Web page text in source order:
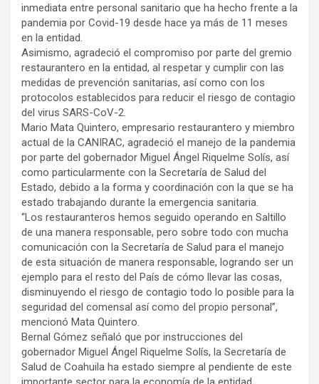
inmediata entre personal sanitario que ha hecho frente a la
pandemia por Covid-19 desde hace ya más de 11 meses
en la entidad.
Asimismo, agradeció el compromiso por parte del gremio
restaurantero en la entidad, al respetar y cumplir con las
medidas de prevención sanitarias, así como con los
protocolos establecidos para reducir el riesgo de contagio
del virus SARS-CoV-2.
Mario Mata Quintero, empresario restaurantero y miembro
actual de la CANIRAC, agradeció el manejo de la pandemia
por parte del gobernador Miguel Ángel Riquelme Solís, así
como particularmente con la Secretaría de Salud del
Estado, debido a la forma y coordinación con la que se ha
estado trabajando durante la emergencia sanitaria.
“Los restauranteros hemos seguido operando en Saltillo
de una manera responsable, pero sobre todo con mucha
comunicación con la Secretaría de Salud para el manejo
de esta situación de manera responsable, logrando ser un
ejemplo para el resto del País de cómo llevar las cosas,
disminuyendo el riesgo de contagio todo lo posible para la
seguridad del comensal así como del propio personal”,
mencionó Mata Quintero.
Bernal Gómez señaló que por instrucciones del
gobernador Miguel Ángel Riquelme Solís, la Secretaría de
Salud de Coahuila ha estado siempre al pendiente de este